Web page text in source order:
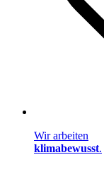
Wir arbeiten
klimabewusst.